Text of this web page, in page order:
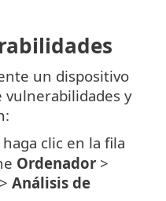
un dispositivo
vulnerabilidades y
haga clic en la fila
Ordenador >
> Análisis de